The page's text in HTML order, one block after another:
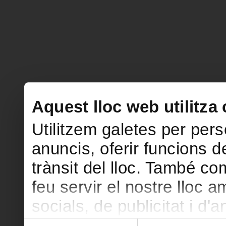
Aquest lloc web utilitza
Utilitzem galetes per
anuncis, oferir funcions
trànsit del lloc. També
feu servir el nostre lloc
socials, de publicitat i